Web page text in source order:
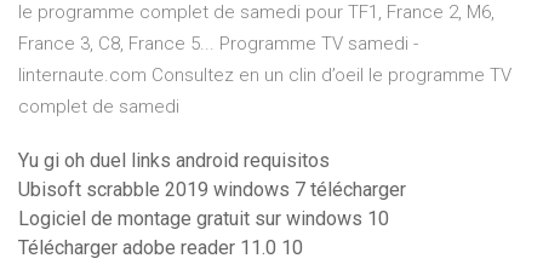
le programme complet de samedi pour TF1, France 2, M6,
France 3, C8, France 5... Programme TV samedi -
linternaute.com Consultez en un clin d’oeil le programme TV
complet de samedi
Yu gi oh duel links android requisitos
Ubisoft scrabble 2019 windows 7 télécharger
Logiciel de montage gratuit sur windows 10
Télécharger adobe reader 11.0 10